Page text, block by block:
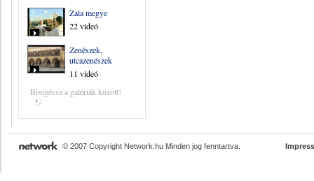
Zala megye
22 videó
Zenészek,
utcazenészek
11 videó
Böngéssz a galériák között!
© 2007 Copyright Network.hu Minden jog fenntartva.